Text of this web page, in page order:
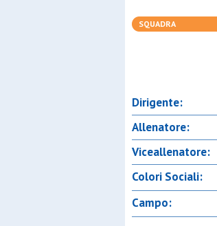
SQUADRA
Dirigente:
Allenatore:
Viceallenatore:
Colori Sociali:
Campo: